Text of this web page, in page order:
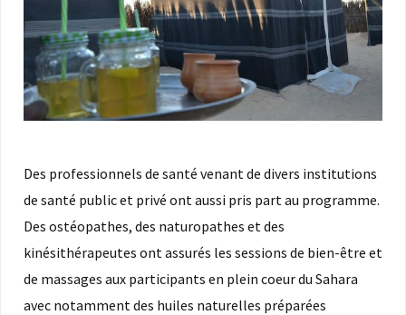
Des professionnels de santé venant de divers institutions
de santé public et privé ont aussi pris part au programme.
Des ostéopathes, des naturopathes et des
kinésithérapeutes ont assurés les sessions de bien-être et
de massages aux participants en plein coeur du Sahara
avec notamment des huiles naturelles préparées